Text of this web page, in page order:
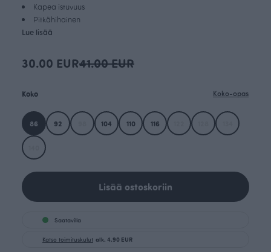
Kapea istuvuus
Pitkähihainen
Lue lisää
30.00 EUR41.00 EUR
Koko Koko-opas
86 92 104 110 116
Lisää ostoskoriin
Saatavilla
Katso toimituskulut alk. 4.90 EUR